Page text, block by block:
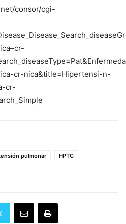
consor/cgi-
cr-nica&title=Hipertensi-n-
cr-
pulmonar
HPTC